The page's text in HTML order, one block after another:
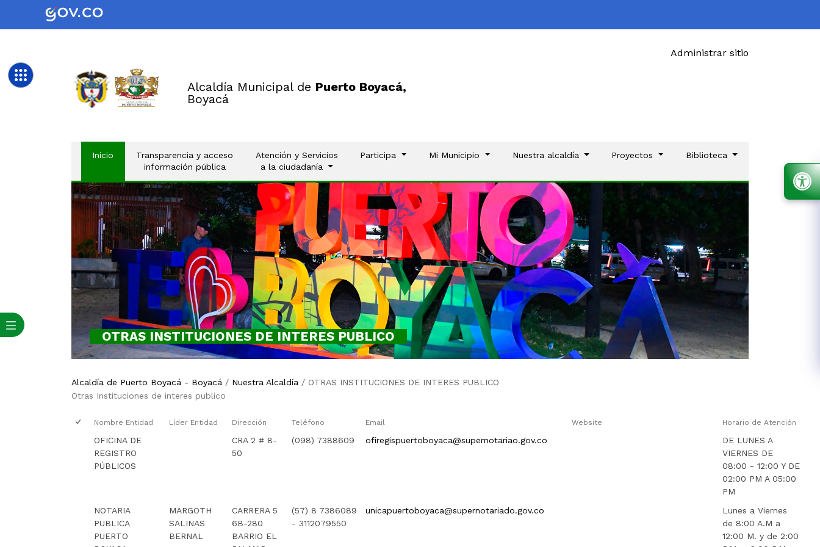
Administrar sitio
Alcaldía Municipal de Puerto Boyacá,
Boyacá
Inicio (current)Transparencia y acceso
información pública
Atención y Servicios
a la ciudadanía
Participa Mi Municipio Nuestra alcaldía Proyectos Biblioteca
OTRAS INSTITUCIONES DE INTERES PUBLICO
Alcaldía de Puerto Boyacá - Boyacá / Nuestra Alcaldía / OTRAS INSTITUCIONES DE INTERES PUBLICO
​Otras Instituciones de interes publico
Nombre Entidad Líder Entidad Dirección Teléfono Email Website Horario de Atención
OFICINA DE
REGISTRO
PÚBLICOS
CRA 2 # 8-
50
(098) 7388609 ofiregispuertoboyaca@supernotariao.gov.co
DE LUNES A
VIERNES DE
08:00 - 12:00 Y DE
02:00 PM A 05:00
PM
NOTARIA
PUBLICA
PUERTO
MARGOTH
SALINAS
BERNAL
CARRERA 5
6B-280
BARRIO EL
(57) 8 7386089
- 3112079550
unicapuertoboyaca@supernotariado.gov.co
Lunes a Viernes
de 8:00 A.M a
12:00 M. y de 2:00